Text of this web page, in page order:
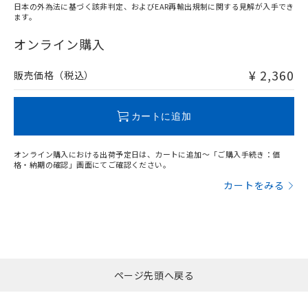
在庫等で未対応品が混在する可能性があります。
問い合わせください。
日本の外為法に基づく該非判定、およびEAR再輸出規制に関する見解が入手でき
ます。
オンライン購入
販売価格（税込） ¥ 2,360
カートに追加
オンライン購入における出荷予定日は、カートに追加～「ご購入手続き：価
格・納期の確認」画面にてご確認ください。
カートをみる
ページ先頭へ戻る